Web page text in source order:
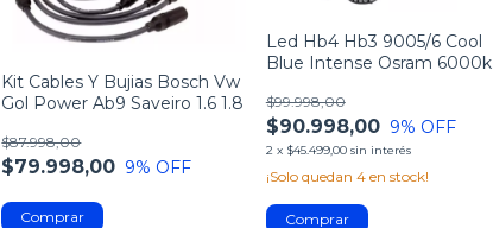
Kit Cables Y Bujias Bosch Vw
Gol Power Ab9 Saveiro 1.6 1.8
$79.998,00
$87.998,00
9% OFF
Led Hb4 Hb3 9005/6 Cool
Blue Intense Osram 6000k
$90.998,00
$99.998,00
9% OFF
2 x $45.499,00 sin interés
¡Solo quedan 4en stock!